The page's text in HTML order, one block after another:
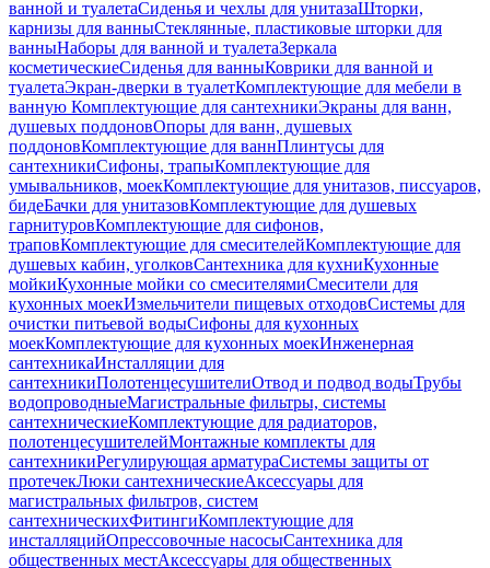
ванной и туалетаСиденья и чехлы для унитазаШторки,
карнизы для ванныСтеклянные, пластиковые шторки для
ванныНаборы для ванной и туалетаЗеркала
косметическиеСиденья для ванныКоврики для ванной и
туалетаЭкран-дверки в туалетКомплектующие для мебели в
ванную Комплектующие для сантехникиЭкраны для ванн,
душевых поддоновОпоры для ванн, душевых
поддоновКомплектующие для ваннПлинтусы для
сантехникиСифоны, трапыКомплектующие для
умывальников, моекКомплектующие для унитазов, писсуаров,
бидеБачки для унитазовКомплектующие для душевых
гарнитуровКомплектующие для сифонов,
траповКомплектующие для смесителейКомплектующие для
душевых кабин, уголковСантехника для кухниКухонные
мойкиКухонные мойки со смесителямиСмесители для
кухонных моекИзмельчители пищевых отходовСистемы для
очистки питьевой водыСифоны для кухонных
моекКомплектующие для кухонных моекИнженерная
сантехникаИнсталляции для
сантехникиПолотенцесушителиОтвод и подвод водыТрубы
водопроводныеМагистральные фильтры, системы
сантехническиеКомплектующие для радиаторов,
полотенцесушителейМонтажные комплекты для
сантехникиРегулирующая арматураСистемы защиты от
протечекЛюки сантехническиеАксессуары для
магистральных фильтров, систем
сантехническихФитингиКомплектующие для
инсталляцийОпрессовочные насосыСантехника для
общественных местАксессуары для общественных